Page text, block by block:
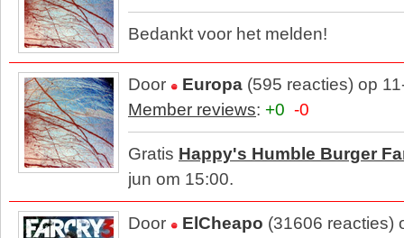
Bedankt voor het melden!
Door Europa (595 reacties) op
Member reviews: +0 -0
Gratis Happy's Humble Burger
jun om 15:00.
Door ElCheapo (31606 reacties)